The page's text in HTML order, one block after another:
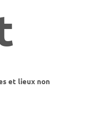
et lieux non